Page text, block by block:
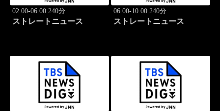
02:00-06:00 240分
ストレートニュース
06:00-10:00 240分
ストレートニュース